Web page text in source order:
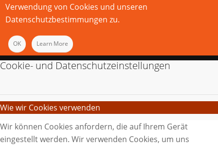
Verwendung von Cookies und unseren
Datenschutzbestimmungen zu.
OK Learn More
Cookie- und Datenschutzeinstellungen
Wie wir Cookies verwenden
Wir können Cookies anfordern, die auf Ihrem Gerät
eingestellt werden. Wir verwenden Cookies, um uns